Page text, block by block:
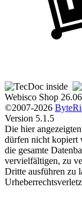
Webisco Shop 26.06
©2007-2026
Version 5.1.5
Die hier
dürfen nicht kopiert
die gesamte
vervielfältigen, zu
Dritte ausführen zu